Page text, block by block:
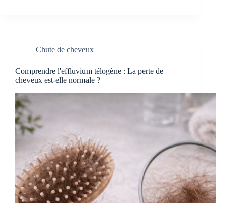
Chute de cheveux
Comprendre l'effluvium télogène : La perte de
cheveux est-elle normale ?